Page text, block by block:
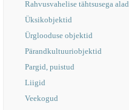
Rahvusvahelise tähtsusega alad
Üksikobjektid
Ürglooduse objektid
Pärandkultuuriobjektid
Pargid, puistud
Liigid
Veekogud